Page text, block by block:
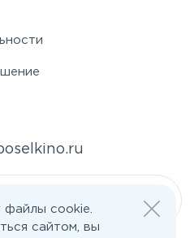
файлы cookie.
сайтом, вы